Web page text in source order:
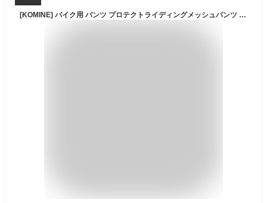
[KOMINE] バイク用 パンツ プロテクトライディングメッシュパンツ ブラック 1222 春夏秋向け メッシュ素材 プロテクター CE規格 ストレッチ素材 07-743 Black M